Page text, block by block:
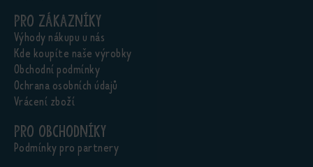
Pro zákazníky
Výhody nákupu u nás
Kde koupíte naše výrobky
Obchodní podmínky
Ochrana osobních údajů
Vrácení zboží
Pro obchodníky
Podmínky pro partnery